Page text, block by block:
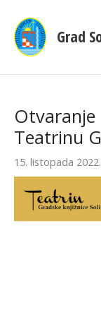
Grad
Otvaranje
Teatrinu
15. listopada 2022.